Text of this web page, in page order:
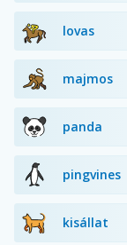
lovas
majmos
panda
pingvines
kisállat